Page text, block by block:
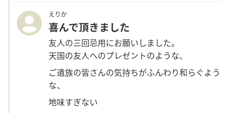
えりか
喜んで頂きました
友人の三回忌用にお願いしました。
天国の友人へのプレゼントのような、
ご遺族の皆さんの気持ちがふんわり和らぐよう
な、
地味すぎない